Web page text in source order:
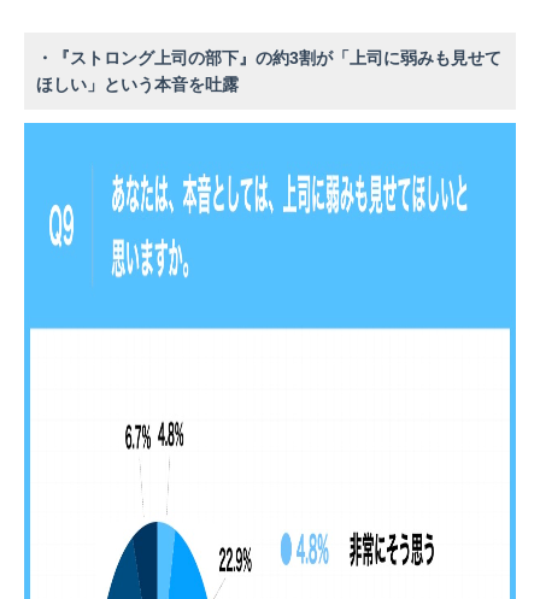
・『ストロング上司の部下』の約3割が「上司に弱みも見せて
ほしい」という本音を吐露